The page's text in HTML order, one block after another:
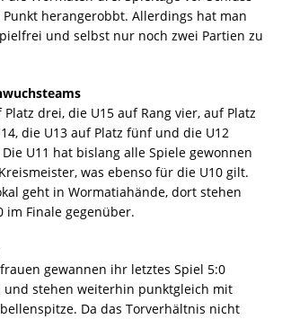
herangerobbt. Allerdings hat man
und selbst nur noch zwei Partien zu
drei, die U15 auf Rang vier, auf Platz
die U13 auf Platz fünf und die U12
U11 hat bislang alle Spiele gewonnen
was ebenso für die U10 gilt.
geht in Wormatiahände, dort stehen
im Finale gegenüber.
gewannen ihr letztes Spiel 5:0
und stehen weiterhin punktgleich mit
Da das Torverhältnis nicht